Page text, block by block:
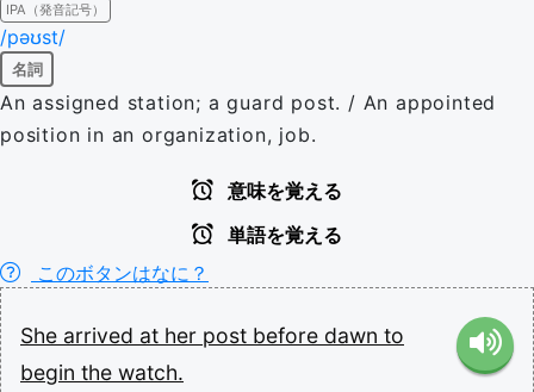
IPA（発音記号）
/pəʊst/
名詞
An assigned station; a guard post. / An appointed
position in an organization, job.
意味を覚える
単語を覚える
このボタンはなに？
She arrived at her post before dawn to
begin the watch.